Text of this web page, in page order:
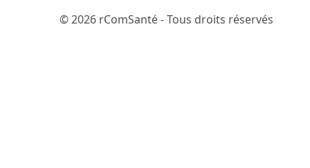
© 2026 rComSanté - Tous droits réservés